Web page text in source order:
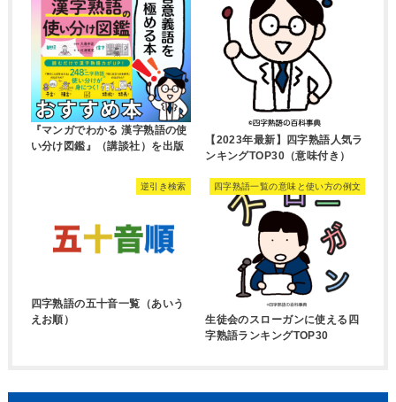
『マンガでわかる 漢字熟語の使
い分け図鑑』（講談社）を出版
【2023年最新】四字熟語人気ラ
ンキングTOP30（意味付き）
逆引き検索
四字熟語の五十音一覧（あいう
えお順）
四字熟語一覧の意味と使い方の例文
生徒会のスローガンに使える四
字熟語ランキングTOP30